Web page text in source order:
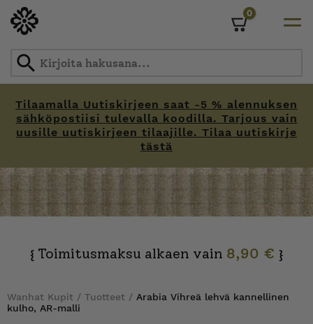
Tilaamalla Uutiskirjeen saat -5 % alennuksen
sähköpostiisi tulevalla koodilla. Tarjous vain
uusille uutiskirjeen tilaajille. Tilaa uutiskirje
tästä
0
{ Toimitusmaksu alkaen vain 8,90 € }
Wanhat Kupit / Tuotteet / Arabia Vihreä lehvä kannellinen
kulho, AR-malli